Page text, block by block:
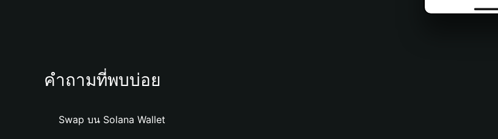
คำถามที่พบบ่อย
Swap บน Solana Wallet